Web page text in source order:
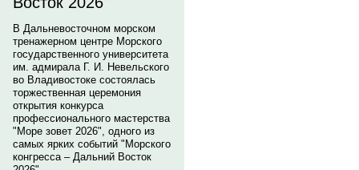
В Дальневосточном морском
тренажерном центре Морского
государственного университета
им. адмирала Г. И. Невельского
во Владивостоке состоялась
торжественная церемония
открытия конкурса
профессионального мастерства
"Море зовет 2026", одного из
самых ярких событий "Морского
конгресса – Дальний Восток